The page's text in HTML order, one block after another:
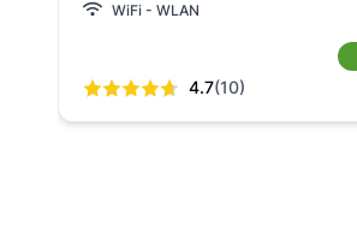
WiFi - WLAN
4.7(10)